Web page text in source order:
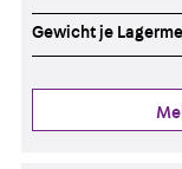
Gewicht je